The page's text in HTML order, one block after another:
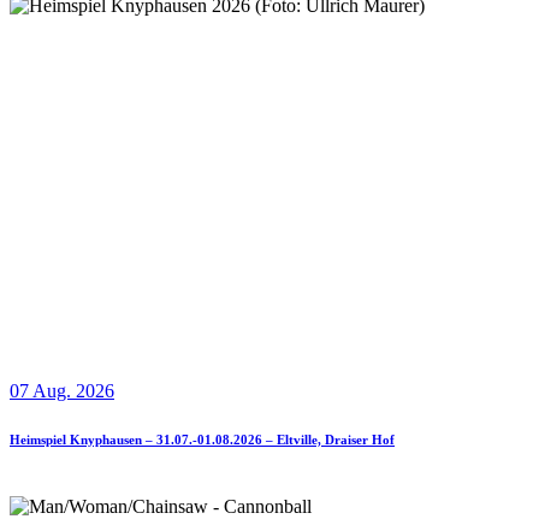
07 Aug. 2026
Heimspiel Knyphausen – 31.07.-01.08.2026 – Eltville, Draiser Hof